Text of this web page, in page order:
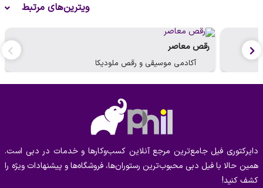
ویترین‌های مرتبط
رقص معاصر
آکادمی موسیقی و رقص ملودیکا
دایرکتوری فیل جامع‌ترین مرجع آنلاین کسب‌وکارها و خدمات در دبی است.
همین حالا با فیل دبی محبوب‌ترین رستوران‌ها، فروشگاه‌ها و پیشنهادات ویژه را
کشف کنید!